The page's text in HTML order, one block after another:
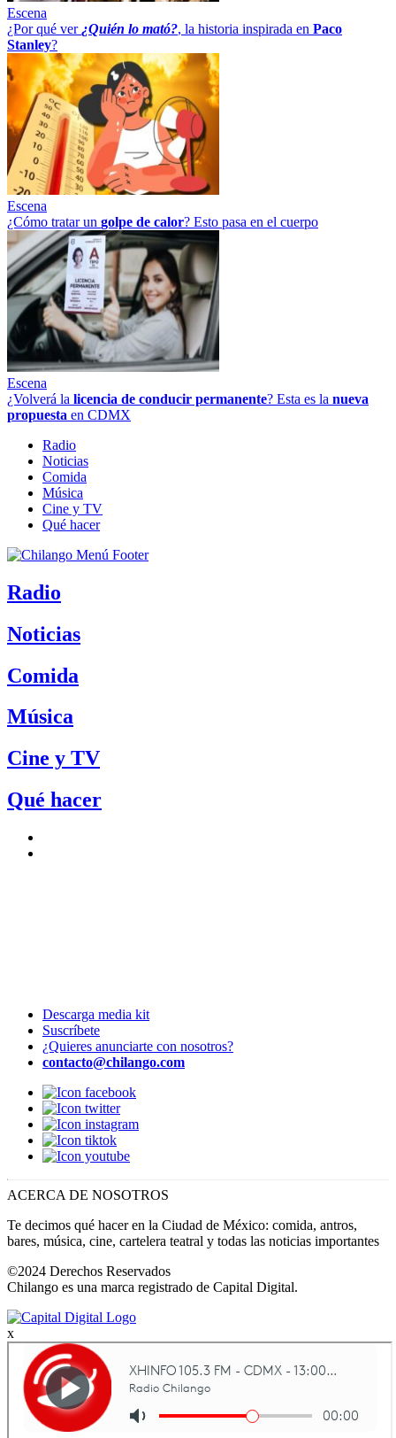
Escena
¿Por qué ver ¿Quién lo mató?, la historia inspirada en Paco
Stanley?
Escena
¿Cómo tratar un golpe de calor? Esto pasa en el cuerpo
Escena
¿Volverá la licencia de conducir permanente? Esta es la nueva
propuesta en CDMX
Radio
Noticias
Comida
Música
Cine y TV
Qué hacer
Radio
Noticias
Comida
Música
Cine y TV
Qué hacer
Descarga media kit
Suscríbete
¿Quieres anunciarte con nosotros?
contacto@chilango.com
ACERCA DE NOSOTROS
Te decimos qué hacer en la Ciudad de México: comida, antros,
bares, música, cine, cartelera teatral y todas las noticias importantes
©2024 Derechos Reservados
Chilango es una marca registrado de Capital Digital.
x